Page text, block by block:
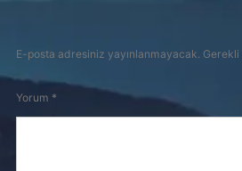
E-posta adresiniz yayınlanmayacak. Gerekli
Yorum *